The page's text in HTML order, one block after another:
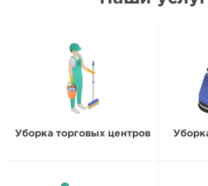
Уборка торговых центров